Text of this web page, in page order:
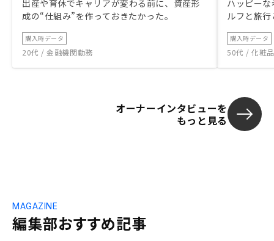
出産や育休でキャリアが変わる前に、資産形
成の“仕組み”を作っておきたかった。
購入時データ
20代 / 金融機関勤務
ハッピー
ルフと旅
購入時データ
50代 / 化粧
オーナーインタビューを
もっと見る
編集部おすすめ記事
MAGAZINE